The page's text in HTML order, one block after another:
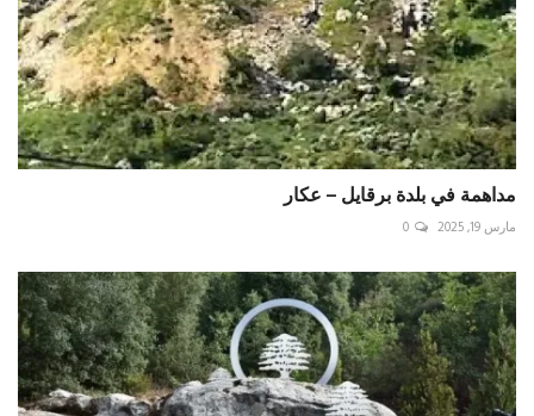
مداهمة في بلدة برقايل – عكار
مارس 19, 2025 0